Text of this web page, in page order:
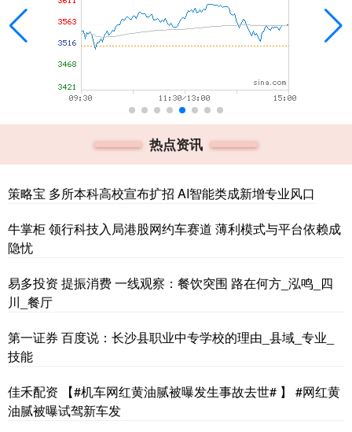
热点资讯
策略宝 多所本科高校宣布扩招 AI智能类成新增专业风口
牛掌柜 领行科技入局港股网约车赛道 薄利模式与平台依赖成
隐忧
易多投资 提振消费 一线观察：餐饮突围 路在何方_泓鸣_四
川_餐厅
第一证券 百度说：长沙县职业中专学校的理由_县域_专业_
技能
佳禾配资 【#机车网红黄油腻被曝发生事故去世# 】 #网红黄
油腻被曝试驾新车发